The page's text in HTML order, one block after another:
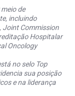
de
incluindo
Joint Commission
Hospitalar
Oncology
no selo Top
sua posição
e na liderança